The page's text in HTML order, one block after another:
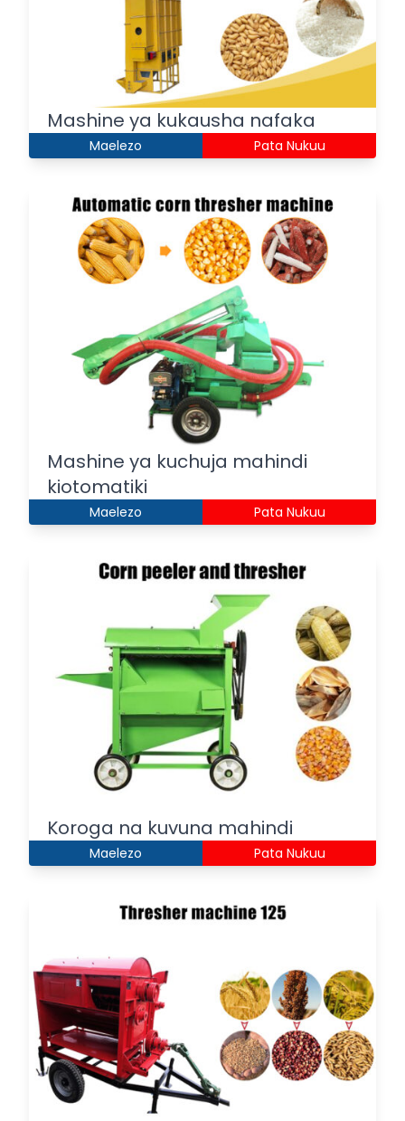
Mashine ya kukausha nafaka
Maelezo Pata Nukuu
Mashine ya kuchuja mahindi
kiotomatiki
Maelezo Pata Nukuu
Koroga na kuvuna mahindi
Maelezo Pata Nukuu